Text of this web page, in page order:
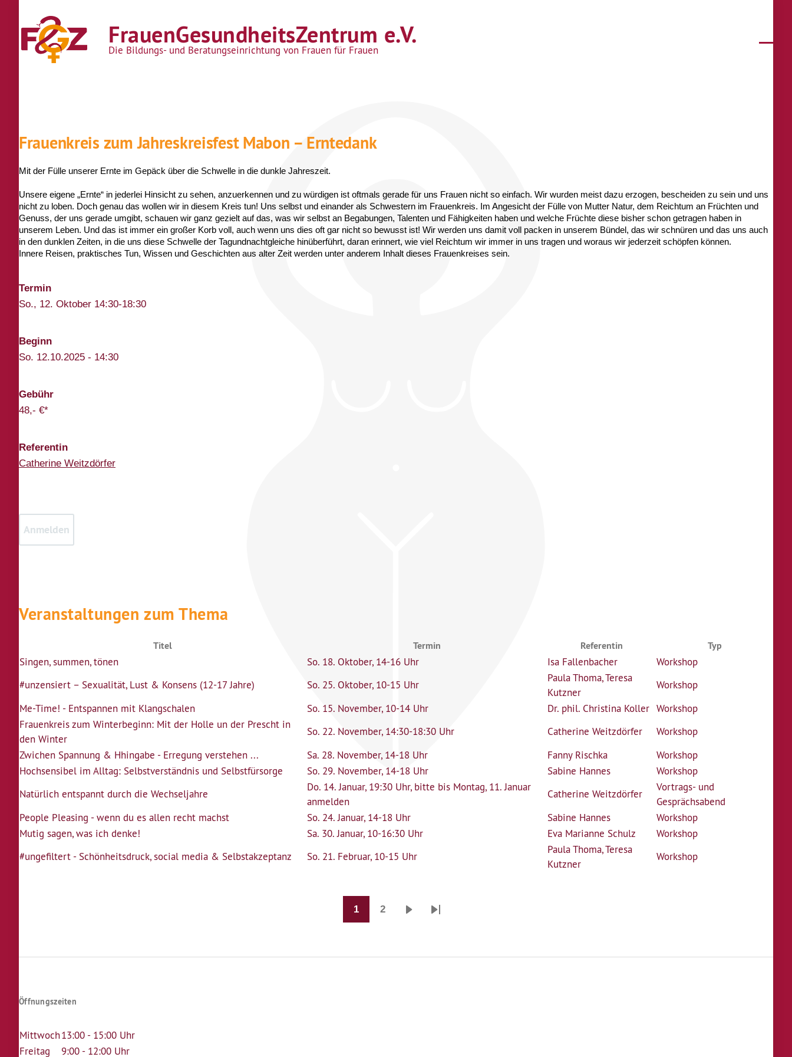
FrauenGesundheitsZentrum e.V.
Die Bildungs- und Beratungseinrichtung von Frauen für Frauen
Frauenkreis zum Jahreskreisfest Mabon – Erntedank
Mit der Fülle unserer Ernte im Gepäck über die Schwelle in die dunkle Jahreszeit.
Unsere eigene „Ernte“ in jederlei Hinsicht zu sehen, anzuerkennen und zu würdigen ist oftmals gerade für uns Frauen nicht so einfach. Wir wurden meist dazu erzogen, bescheiden zu sein und uns
nicht zu loben. Doch genau das wollen wir in diesem Kreis tun! Uns selbst und einander als Schwestern im Frauenkreis. Im Angesicht der Fülle von Mutter Natur, dem Reichtum an Früchten und
Genuss, der uns gerade umgibt, schauen wir ganz gezielt auf das, was wir selbst an Begabungen, Talenten und Fähigkeiten haben und welche Früchte diese bisher schon getragen haben in
unserem Leben. Und das ist immer ein großer Korb voll, auch wenn uns dies oft gar nicht so bewusst ist! Wir werden uns damit voll packen in unserem Bündel, das wir schnüren und das uns auch
in den dunklen Zeiten, in die uns diese Schwelle der Tagundnachtgleiche hinüberführt, daran erinnert, wie viel Reichtum wir immer in uns tragen und woraus wir jederzeit schöpfen können.
Innere Reisen, praktisches Tun, Wissen und Geschichten aus alter Zeit werden unter anderem Inhalt dieses Frauenkreises sein.
Termin
So., 12. Oktober 14:30-18:30
Beginn
So. 12.10.2025 - 14:30
Gebühr
48,- €*
Referentin
Catherine Weitzdörfer
Veranstaltungen zum Thema
Titel Termin Referentin Typ
Singen, summen, tönen So. 18. Oktober, 14-16 Uhr Isa Fallenbacher
Workshop
#unzensiert – Sexualität, Lust & Konsens (12-17 Jahre)
So. 25. Oktober, 10-15 Uhr
Paula Thoma,Teresa
Kutzner
Workshop
Me-Time! - Entspannen mit Klangschalen
So. 15. November, 10-14 Uhr Dr. phil. Christina Koller Workshop
Frauenkreis zum Winterbeginn: Mit der Holle un der Prescht in
den Winter
So. 22. November, 14:30-18:30 Uhr Catherine Weitzdörfer
Workshop
Zwichen Spannung & Hhingabe - Erregung verstehen ...
Sa. 28. November, 14-18 Uhr Fanny Rischka
Workshop
Hochsensibel im Alltag: Selbstverständnis und Selbstfürsorge
So. 29. November, 14-18 Uhr Sabine Hannes
Workshop
Natürlich entspannt durch die Wechseljahre
Do. 14. Januar, 19:30 Uhr, bitte bis Montag, 11. Januar
anmelden
Catherine Weitzdörfer
Vortrags- und
Gesprächsabend
People Pleasing - wenn du es allen recht machst
So. 24. Januar, 14-18 Uhr Sabine Hannes
Workshop
Mutig sagen, was ich denke!
Sa. 30. Januar, 10-16:30 Uhr Eva Marianne Schulz
Workshop
#ungefiltert - Schönheitsdruck, social media & Selbstakzeptanz
So. 21. Februar, 10-15 Uhr
Paula Thoma,Teresa
Kutzner
Workshop
1 2
NächsteLast
Öffnungszeiten
Mittwoch13:00 - 15:00 Uhr
Freitag
9:00 - 12:00 Uhr